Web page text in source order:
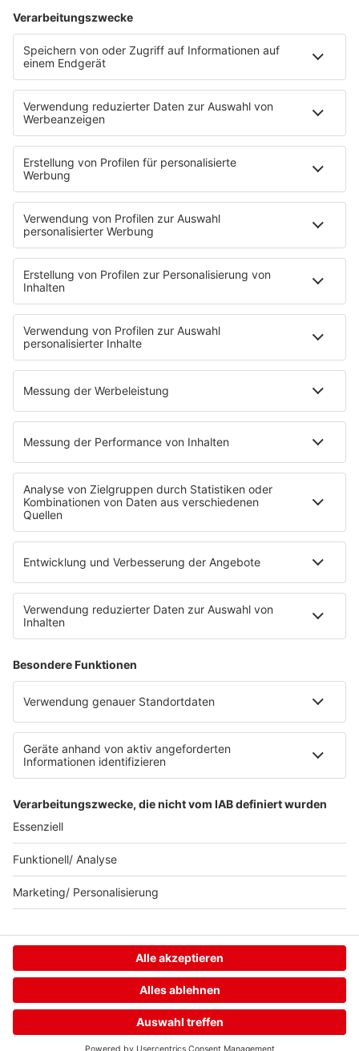
Home Streams Menü
Aktuelles
Zum Nachhören
Nachrichten
Wetter
Blitzer & Verkehr
Programmübersicht
Team
Podcasts
Access All Areas
delta Backstage
Jahrhundertgeschichten
Mein delta radio
App
DAB+
Empfang
Jobs & Praktika
Service
Datenschutz
Datenschutzeinstellungen
Impressum
Nutzungsbedingungen
Stromvergleich
Werbung buchen
Moderatoren buchen